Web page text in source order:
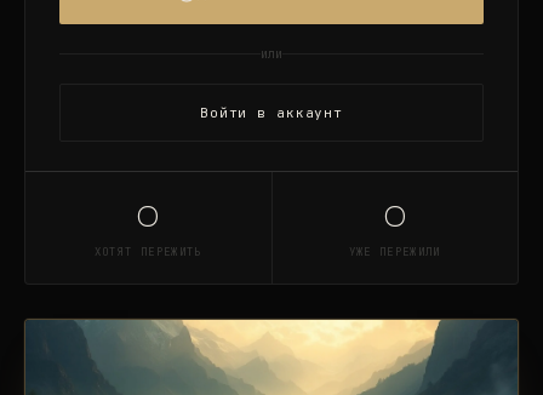
или
Войти в аккаунт
0
ХОТЯТ ПЕРЕЖИТЬ
0
УЖЕ ПЕРЕЖИЛИ